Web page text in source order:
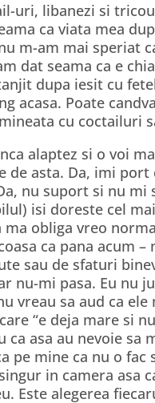
uri, libanezi si
ca viata mea
m-am mai speriat
dat seama ca e
dupa iesit cu
acasa. Poate
cu coctailuri
alaptez si o voi
de asta. Da, imi
nu suport si nu mi
isi doreste cel
obliga vreo
ca pana acum –
sau de sfaturi
nu-mi pasa. Eu nu
vreau sa aud ca
“e deja mare si
asa au nevoie sa
pe mine ca nu o
in camera asa
Este alegerea